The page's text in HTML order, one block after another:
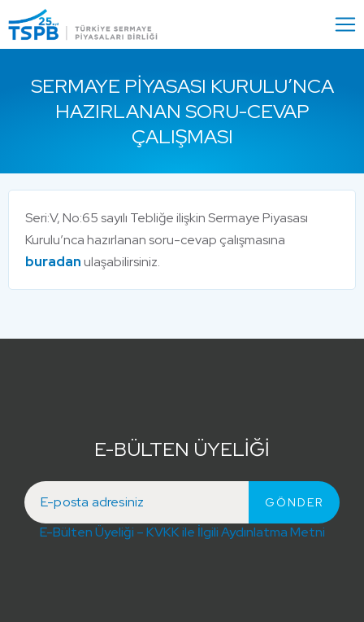
Close
SERMAYE PIYASASI KURULU’NCA
HAZIRLANAN SORU-CEVAP
ÇALIŞMASI
Seri:V, No:65 sayılı Tebliğe ilişkin Sermaye Piyasası
Kurulu’nca hazırlanan soru-cevap çalışmasına
buradanulaşabilirsiniz.
E-BÜLTEN ÜYELİĞİ
E-Bülten Üyeliği – KVKK ile İlgili Aydınlatma Metni